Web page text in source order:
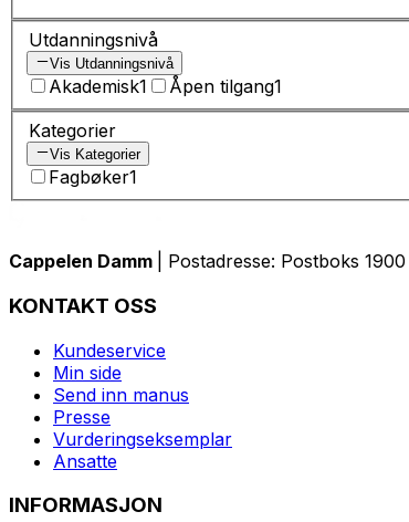
Utdanningsnivå
Vis Utdanningsnivå
Akademisk1 Åpen tilgang1
Kategorier
Vis Kategorier
Fagbøker1
Cappelen Damm | Postadresse: Postboks
KONTAKT OSS
Kundeservice
Min side
Send inn manus
Presse
Vurderingseksemplar
Ansatte
INFORMASJON